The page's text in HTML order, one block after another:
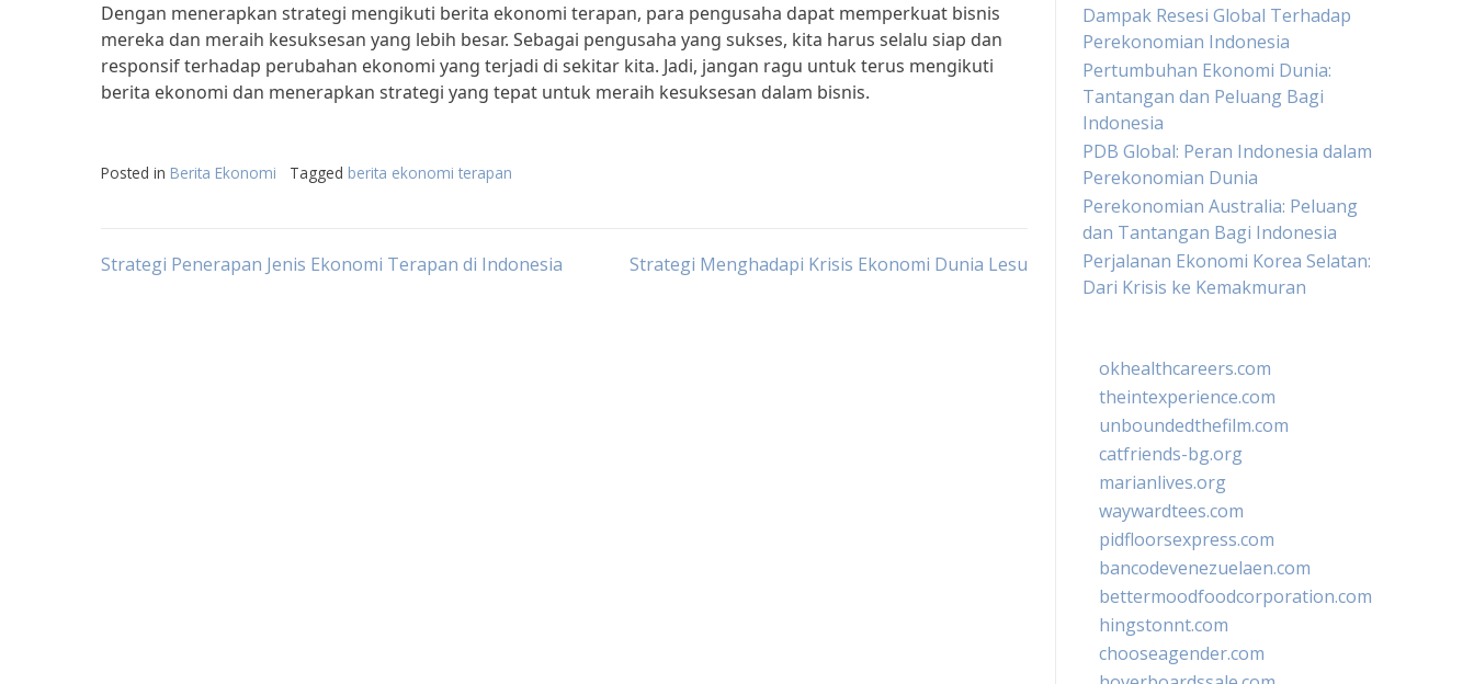
Dengan menerapkan strategi mengikuti berita ekonomi terapan, para pengusaha dapat memperkuat bisnis
mereka dan meraih kesuksesan yang lebih besar. Sebagai pengusaha yang sukses, kita harus selalu siap dan
responsif terhadap perubahan ekonomi yang terjadi di sekitar kita. Jadi, jangan ragu untuk terus mengikuti
berita ekonomi dan menerapkan strategi yang tepat untuk meraih kesuksesan dalam bisnis.
Posted in Berita Ekonomi Tagged berita ekonomi terapan
Post
Strategi Penerapan Jenis Ekonomi Terapan di Indonesia Strategi Menghadapi Krisis Ekonomi Dunia Lesu
Dampak Resesi Global Terhadap
Perekonomian Indonesia
Pertumbuhan Ekonomi Dunia:
Tantangan dan Peluang Bagi
Indonesia
PDB Global: Peran Indonesia dalam
Perekonomian Dunia
Perekonomian Australia: Peluang
dan Tantangan Bagi Indonesia
Perjalanan Ekonomi Korea Selatan:
Dari Krisis ke Kemakmuran
okhealthcareers.com
theintexperience.com
unboundedthefilm.com
catfriends-bg.org
marianlives.org
waywardtees.com
pidfloorsexpress.com
bancodevenezuelaen.com
bettermoodfoodcorporation.com
hingstonnt.com
chooseagender.com